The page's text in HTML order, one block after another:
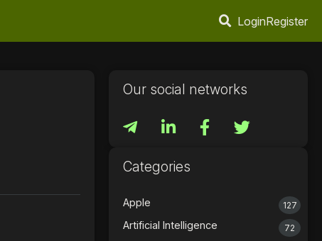
LoginRegister
Our social networks
Categories
Apple 127
Artificial Intelligence 72